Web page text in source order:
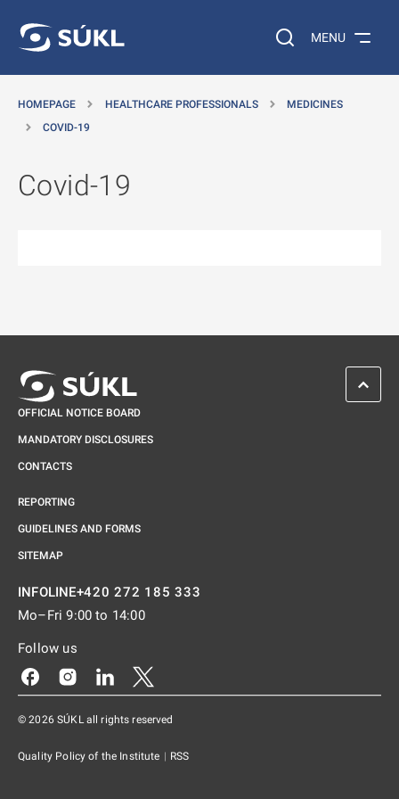
Search on the web…
MENU
HOMEPAGE HEALTHCARE PROFESSIONALS
MEDICINES
COVID-19
Covid-19
OFFICIAL NOTICE BOARD
MANDATORY DISCLOSURES
CONTACTS
REPORTING
GUIDELINES AND FORMS
SITEMAP
INFOLINE+420 272 185 333
Mo–Fri 9:00 to 14:00
Follow us
Odkaz se otevře na nové kartě
Odkaz se otevře na nové kartě
Odkaz se otevře na nové kartě
© 2026 SÚKL all rights reserved
Quality Policy of the Institute | RSS